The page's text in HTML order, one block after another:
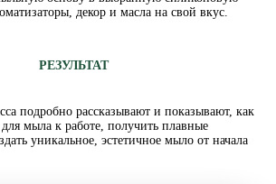
декор и масла на свой вкус.
РЕЗУЛЬТАТ
подробно рассказывают и показывают, как
мыла к работе, получить плавные
уникальное, эстетичное мыло от начала